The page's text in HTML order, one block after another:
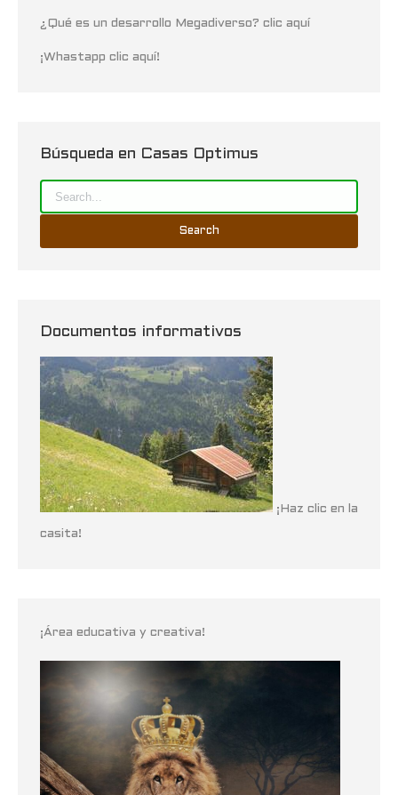
¿Qué es un desarrollo Megadiverso? clic aquí
¡Whastapp clic aquí!
Búsqueda en Casas Optimus
Documentos informativos
¡Haz clic en la
casita!
¡Área educativa y creativa!